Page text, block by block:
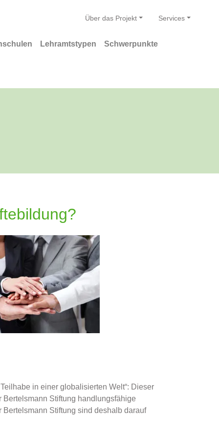
Lehramtstypen Schwerpunkte
Über das Projekt Services
in einer globalisierten Welt“: Dieser
Stiftung handlungsfähige
Stiftung sind deshalb darauf